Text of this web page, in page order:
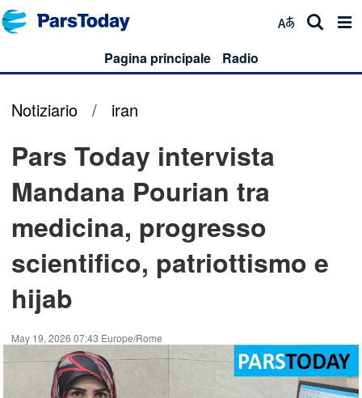
Pagina principale Radio
Notiziario / iran
Pars Today intervista
Mandana Pourian tra
medicina, progresso
scientifico, patriottismo e
hijab
May 19, 2026 07:43 Europe/Rome